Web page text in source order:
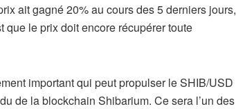
ait gagné 20% au cours des 5 derniers jours,
que le prix doit encore récupérer toute
important qui peut propulser le SHIB/USD
de la blockchain Shibarium. Ce sera l’un des